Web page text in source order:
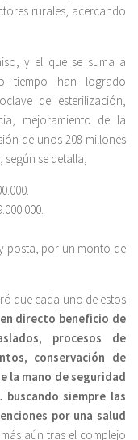
rurales, acercando
y el que se suma a
tiempo han logrado
de esterilización,
mejoramiento de la
de unos 208 millones
se detalla;
posta, por un monto de
que cada uno de estos
directo beneficio de
procesos de
conservación de
la mano de seguridad
siempre las
por una salud
más aún tras el complejo